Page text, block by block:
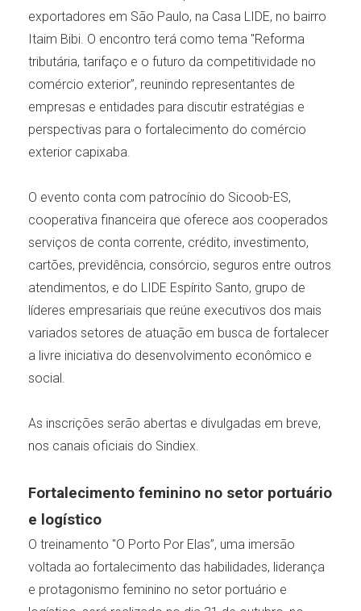
exportadores em São Paulo, na Casa LIDE, no bairro
Itaim Bibi. O encontro terá como tema "Reforma
tributária, tarifaço e o futuro da competitividade no
comércio exterior”, reunindo representantes de
empresas e entidades para discutir estratégias e
perspectivas para o fortalecimento do comércio
exterior capixaba.
O evento conta com patrocínio do Sicoob-ES,
cooperativa financeira que oferece aos cooperados
serviços de conta corrente, crédito, investimento,
cartões, previdência, consórcio, seguros entre outros
atendimentos, e do LIDE Espírito Santo, grupo de
líderes empresariais que reúne executivos dos mais
variados setores de atuação em busca de fortalecer
a livre iniciativa do desenvolvimento econômico e
social.
As inscrições serão abertas e divulgadas em breve,
nos canais oficiais do Sindiex.
Fortalecimento feminino no setor portuário
e logístico
O treinamento "O Porto Por Elas”, uma imersão
voltada ao fortalecimento das habilidades, liderança
e protagonismo feminino no setor portuário e